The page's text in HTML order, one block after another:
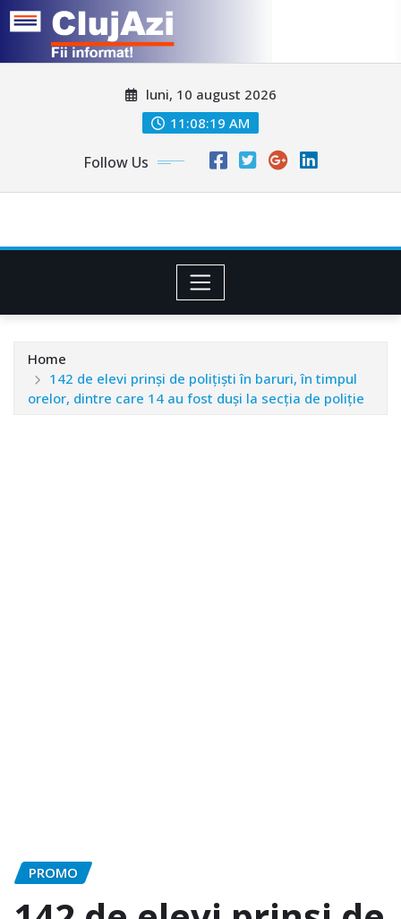
luni, 10 august 2026
11:08:21 AM
Follow Us
Home
142 de elevi prinși de polițiști în baruri, în timpul
orelor, dintre care 14 au fost duși la secția de poliție
PROMO